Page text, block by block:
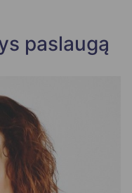
paslaugą